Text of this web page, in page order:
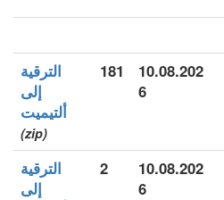
10.08.202
6
181
الترقية
إلى
ألتيميت
(zip)
10.08.202
6
2
الترقية
إلى